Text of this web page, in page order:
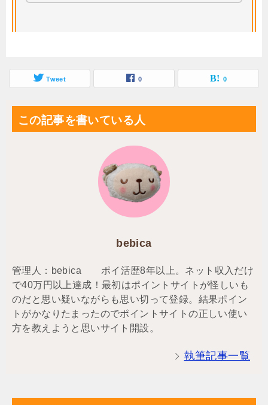
Tweet 0 0
この記事を書いている人
bebica
管理人：bebica ポイ活歴8年以上。ネット収入だけ
で40万円以上達成！最初はポイントサイトが怪しいも
のだと思い疑いながらも思い切って登録。結果ポイン
トがかなりたまったのでポイントサイトの正しい使い
方を教えようと思いサイト開設。
執筆記事一覧